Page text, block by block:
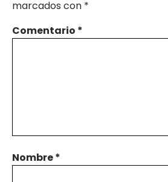
marcados con *
Comentario *
Nombre*